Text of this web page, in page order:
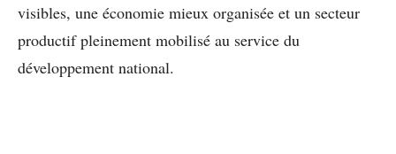
visibles, une économie mieux organisée et un secteur
productif pleinement mobilisé au service du
développement national.